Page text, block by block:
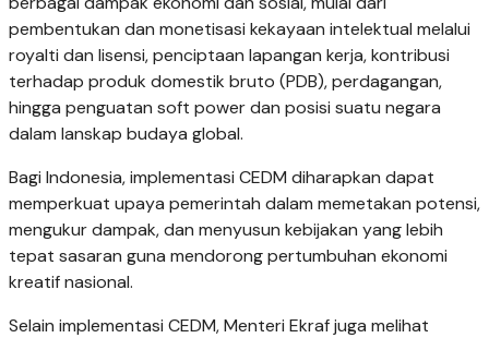
pembentukan dan monetisasi kekayaan intelektual melalui
royalti dan lisensi, penciptaan lapangan kerja, kontribusi
terhadap produk domestik bruto (PDB), perdagangan,
hingga penguatan soft power dan posisi suatu negara
dalam lanskap budaya global.
Bagi Indonesia, implementasi CEDM diharapkan dapat
memperkuat upaya pemerintah dalam memetakan potensi,
mengukur dampak, dan menyusun kebijakan yang lebih
tepat sasaran guna mendorong pertumbuhan ekonomi
kreatif nasional.
Selain implementasi CEDM, Menteri Ekraf juga melihat